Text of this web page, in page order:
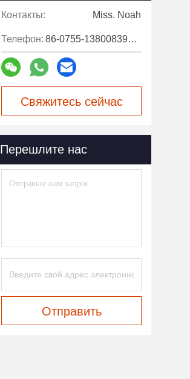
Контакты: Miss. Noah
Телефон: 86-0755-13800839500
Свяжитесь сейчас
Перешлите нас
Отправить